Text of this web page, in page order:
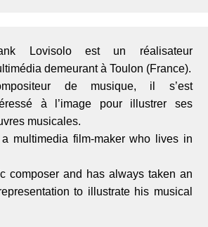
Lovisolo est un réalisateur
demeurant à Toulon (France).
de musique, il s’est
à l’image pour illustrer ses
musicales.
multimedia film-maker who lives in
composer and has always taken an
to illustrate his musical